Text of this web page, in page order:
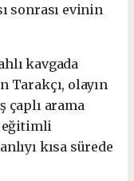
sonrası evinin
kavgada
Tarakçı, olayın
çaplı arama
eğitimli
kısa sürede